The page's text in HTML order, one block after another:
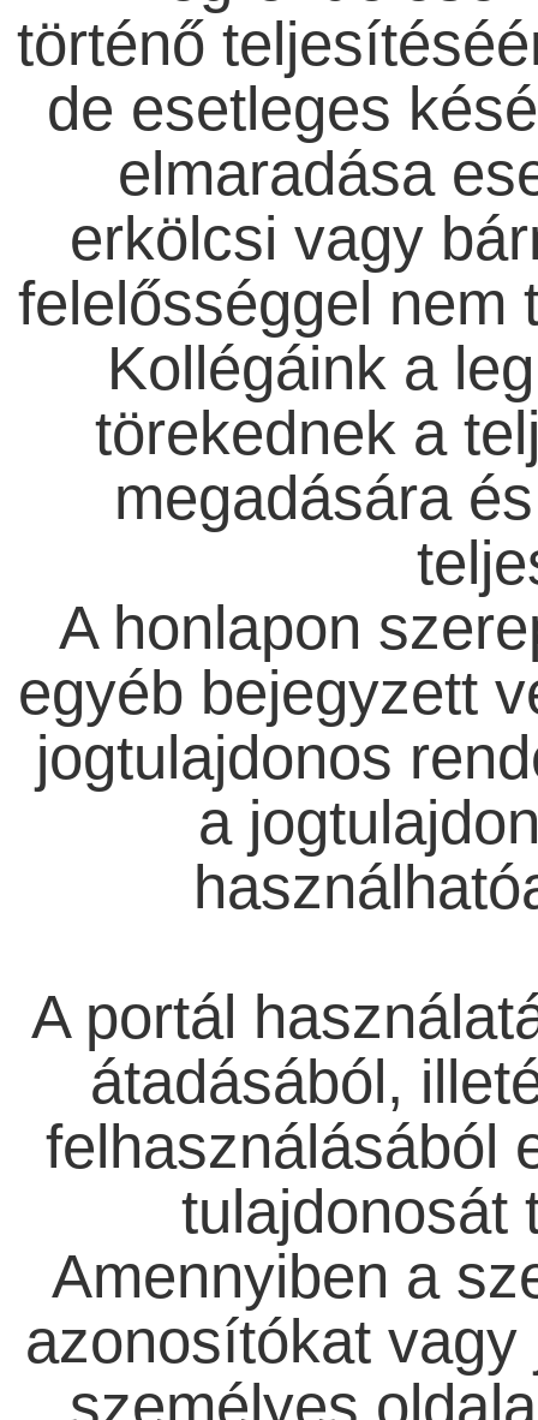
történő
de esetleges
elmaradása
erkölcsi vagy
felelősséggel nem
Kollégáink a
törekednek a
megadására
A honlapon
egyéb bejegyzett
jogtulajdonos
a
A portál
átadásából,
felhasználásából
tulajdonosát
Amennyiben a
azonosítókat
személyes